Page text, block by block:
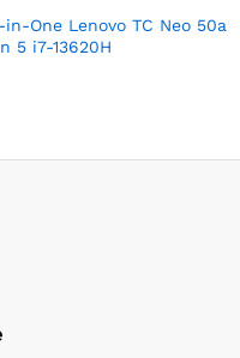
in-One Lenovo TC Neo 50a
5 i7-13620H